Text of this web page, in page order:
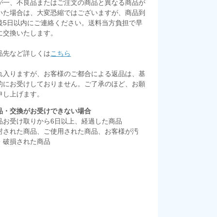
一、不良品またはご注文の商品と異なる商品が
た場合は、大変恐縮ではございますが、商品到
5日以内にご連絡ください。送料当方負担で早
交換いたします。
先など詳しくはこちら
入りますが、お客様のご都合による返品は、基
にお受けしておりません。ご了承のほど、お願
し上げます。
・交換がお受けできない場合
お受け取りから6日以上、経過した商品
された商品、ご使用された商品、お客様が汚
破損された商品